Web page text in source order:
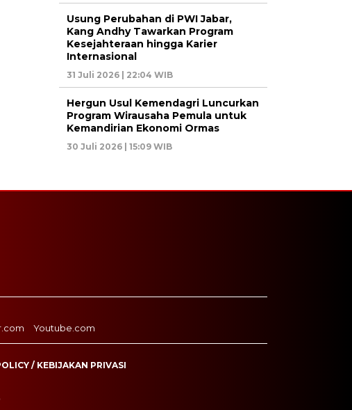
Usung Perubahan di PWI Jabar,
Kang Andhy Tawarkan Program
Kesejahteraan hingga Karier
Internasional
31 Juli 2026 | 22:04 WIB
Hergun Usul Kemendagri Luncurkan
Program Wirausaha Pemula untuk
Kemandirian Ekonomi Ormas
30 Juli 2026 | 15:09 WIB
Youtube.com
/ KEBIJAKAN PRIVASI